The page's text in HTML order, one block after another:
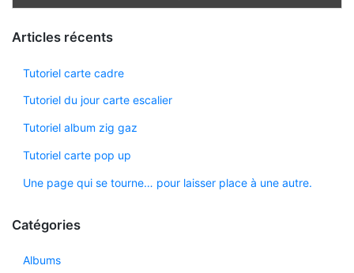
Articles récents
Tutoriel carte cadre
Tutoriel du jour carte escalier
Tutoriel album zig gaz
Tutoriel carte pop up
Une page qui se tourne… pour laisser place à une autre.
Catégories
Albums